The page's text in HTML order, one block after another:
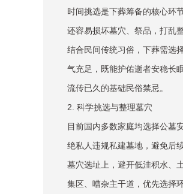
时间挑选是下葬筹备的核心环
还容易损坏墓穴、祭品，打乱
结合民间传统习俗，下葬需选
气充足，既能护佑逝者安稳长
流传已久的基础民俗禁忌。
2. 科学挑选与整理墓穴
目前国内多数家庭均选择公墓
绝私人违规私建墓地，避免后
墓穴选址上，避开低洼积水、
集区、嘈杂主干道，优先选择